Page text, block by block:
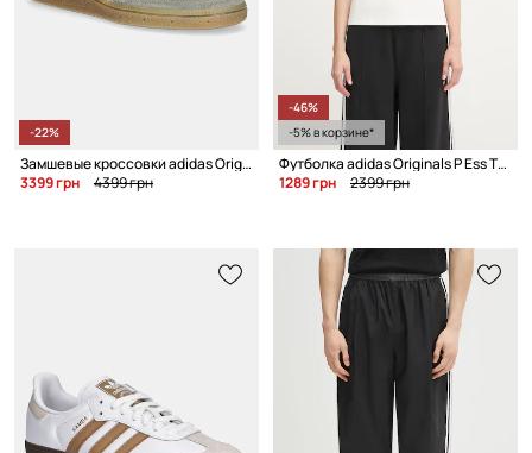
-22%
Замшевые кроссовки adidas Originals Handball Spezial W
3399 грн
4399 грн
-46%
-5% в корзине*
Футболка adidas Originals P Ess T-Shirt
1289 грн
2399 грн